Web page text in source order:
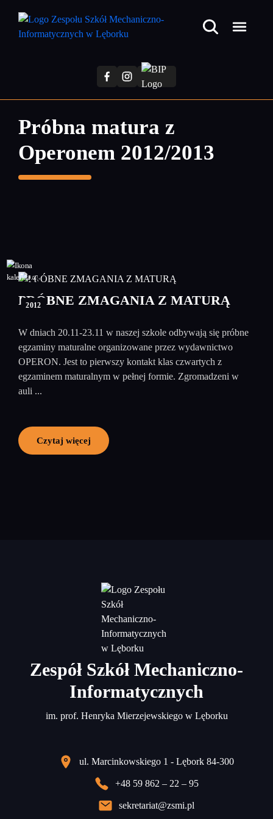
treści
Próbna matura z
Operonem 2012/2013
23
2012
PRÓBNE ZMAGANIA Z MATURĄ
W dniach 20.11-23.11 w naszej szkole odbywają się próbne
egzaminy maturalne organizowane przez wydawnictwo
OPERON. Jest to pierwszy kontakt klas czwartych z
egzaminem maturalnym w pełnej formie. Zgromadzeni w
auli ...
Czytaj więcej
Zespół Szkół Mechaniczno-
Informatycznych
im. prof. Henryka Mierzejewskiego w Lęborku
ul. Marcinkowskiego 1 - Lębork 84-300
+48 59 862 – 22 – 95
sekretariat@zsmi.pl